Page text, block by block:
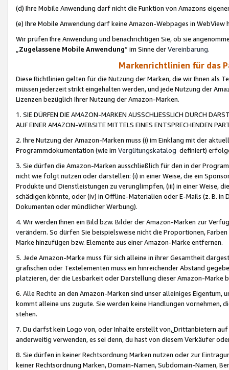
(d) Ihre Mobile Anwendung darf nicht die Funktion von Amazons
(e) Ihre Mobile Anwendung darf keine Amazon-Webpages in WebView
Wir prüfen Ihre Anwendung und benachrichtigen Sie, ob sie
„Zugelassene Mobile Anwendung“ im Sinne derVereinbarung.
Markenrichtlinien für das
Diese Richtlinien gelten für die Nutzung der Marken, die wir Ihnen als
müssen jederzeit strikt eingehalten werden, und jede Nutzung der
Lizenzen bezüglich Ihrer Nutzung der Amazon-Marken.
1. SIE DÜRFEN DIE AMAZON-MARKEN AUSSCHLIESSLICH DURCH
AUF EINER AMAZON-WEBSITE MITTELS EINES ENTSPRECHENDEN
2. Ihre Nutzung der Amazon-Marken muss (i) im Einklang mit der
Programmdokumentation (wie im Vergütungskatalog definiert)
3. Sie dürfen die Amazon-Marken ausschließlich für den in der
nicht wie folgt nutzen oder darstellen: (i) in einer Weise, die ein
Produkte und Dienstleistungen zu verunglimpfen, (iii) in einer Weise,
schädigen könnte, oder (iv) in Offline-Materialien oder E-Mails (z. B. in
Dokumenten oder mündlicher Werbung).
4. Wir werden Ihnen ein Bild bzw. Bilder der Amazon-Marken zur
verändern. So dürfen Sie beispielsweise nicht die Proportionen,
Marke hinzufügen bzw. Elemente aus einer Amazon-Marke entfernen.
5. Jede Amazon-Marke muss für sich alleine in ihrer Gesamtheit
grafischen oder Textelementen muss ein hinreichender Abstand
platzieren, der die Lesbarkeit oder Darstellung dieser Amazon-Marke
6. Alle Rechte an den Amazon-Marken sind unser alleiniges
kommt alleine uns zugute. Sie werden keine Handlungen vornehmen,
stehen.
7. Du darfst kein Logo von, oder Inhalte erstellt von,Drittanbietern auf
anderweitig verwenden, es sei denn, du hast von diesem Verkäufer
8. Sie dürfen in keiner Rechtsordnung Marken nutzen oder zur
keiner Rechtsordnung Marken, Domain-Namen, Subdomain-Namen,